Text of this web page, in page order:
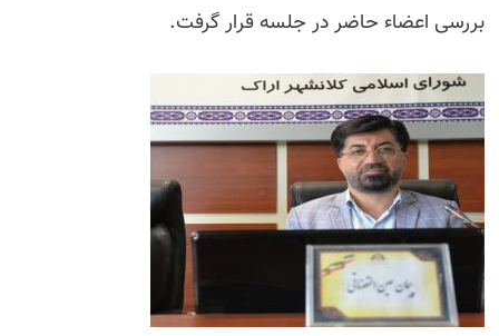
بررسی اعضاء حاضر در جلسه قرار گرفت.